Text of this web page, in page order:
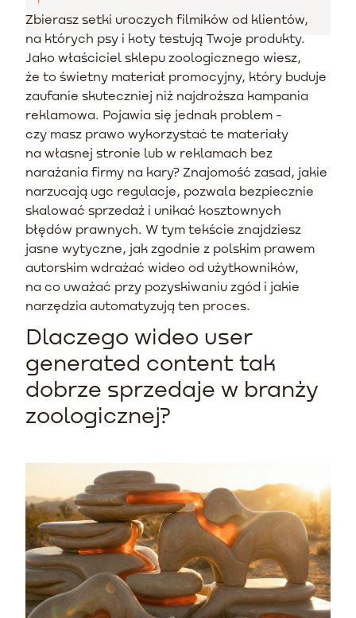
Zbierasz setki uroczych filmików od klientów,
na których psy i koty testują Twoje produkty.
Jako właściciel sklepu zoologicznego wiesz,
że to świetny materiał promocyjny, który buduje
zaufanie skuteczniej niż najdroższa kampania
reklamowa. Pojawia się jednak problem -
czy masz prawo wykorzystać te materiały
na własnej stronie lub w reklamach bez
narażania firmy na kary? Znajomość zasad, jakie
narzucają ugc regulacje, pozwala bezpiecznie
skalować sprzedaż i unikać kosztownych
błędów prawnych. W tym tekście znajdziesz
jasne wytyczne, jak zgodnie z polskim prawem
autorskim wdrażać wideo od użytkowników,
na co uważać przy pozyskiwaniu zgód i jakie
narzędzia automatyzują ten proces.
Dlaczego wideo user
generated content tak
dobrze sprzedaje w branży
zoologicznej?